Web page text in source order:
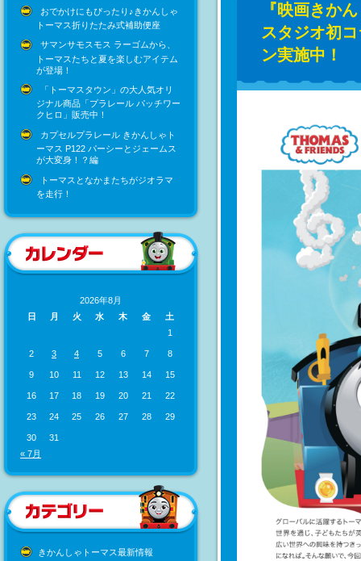
おでかけにもぴったり♪きかんしゃ
トーマス折りたたみ式補助便座
サマンサモスモス ラーゴムから、
トーマスたちと夏を楽しむアイテム
が登場！
「トーマスタウン」の大人気オリ
ジナル商品「プラレール パッチワー
クヒロ」販売中！
カプセルプラレール きかんしゃト
ーマス P122 パーシーとジェームス
が大変身！？編
トーマスとなかまたちがジオラマ
を走行！
2026年8月
日
月 火 水 木 金
土
1
2 3 4 5 6 7 8
9 10 11 12 13 14 15
16 17 18 19 20 21 22
23 24 25 26 27 28 29
30
31
« 7月
きかんしゃトーマス最新情報
『映画きか
スタジオ初
ン実施中！